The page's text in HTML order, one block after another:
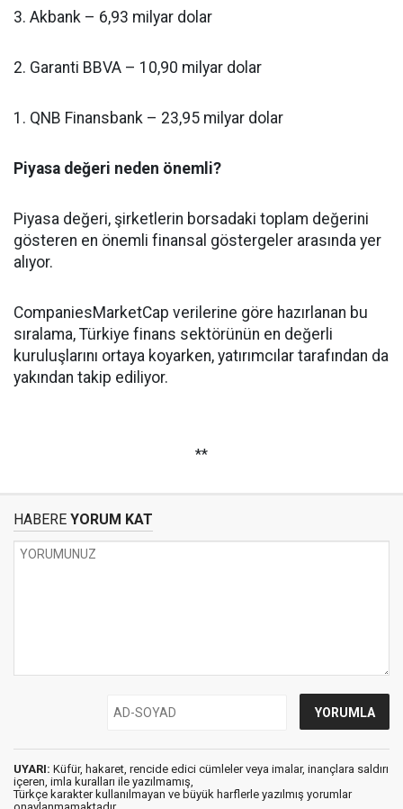
3. Akbank – 6,93 milyar dolar
2. Garanti BBVA – 10,90 milyar dolar
1. QNB Finansbank – 23,95 milyar dolar
Piyasa değeri neden önemli?
Piyasa değeri, şirketlerin borsadaki toplam değerini
gösteren en önemli finansal göstergeler arasında yer
alıyor.
CompaniesMarketCap verilerine göre hazırlanan bu
sıralama, Türkiye finans sektörünün en değerli
kuruluşlarını ortaya koyarken, yatırımcılar tarafından da
yakından takip ediliyor.
**
HABERE YORUM KAT
UYARI: Küfür, hakaret, rencide edici cümleler veya imalar, inançlara saldırı
içeren, imla kuralları ile yazılmamış,
Türkçe karakter kullanılmayan ve büyük harflerle yazılmış yorumlar